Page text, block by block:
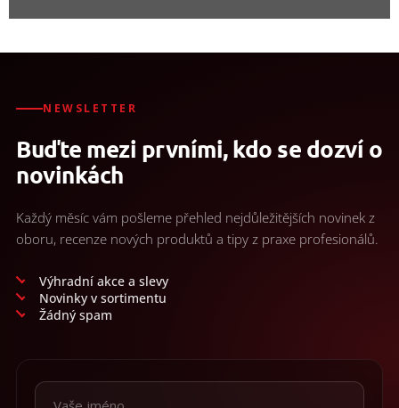
NEWSLETTER
Buďte mezi prvními, kdo se dozví o
novinkách
Každý měsíc vám pošleme přehled nejdůležitějších novinek z
oboru, recenze nových produktů a tipy z praxe profesionálů.
Výhradní akce a slevy
Novinky v sortimentu
Žádný spam